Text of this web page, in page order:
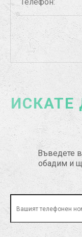
Въведете
обадим и